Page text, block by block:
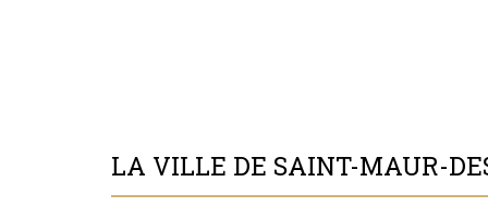
LA VILLE DE SAINT-MAUR-